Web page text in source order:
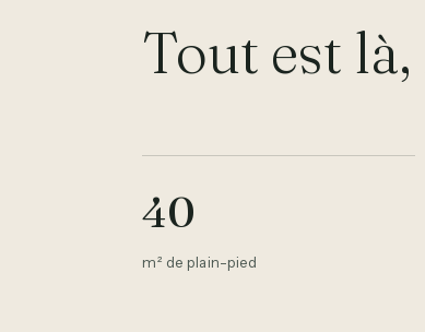
Tout est là,
40
m² de plain-pied